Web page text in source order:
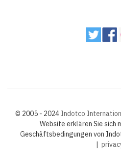
© 2005 - 2024 Indotco
Website erklären Sie sich
Geschäftsbedingungen von
|